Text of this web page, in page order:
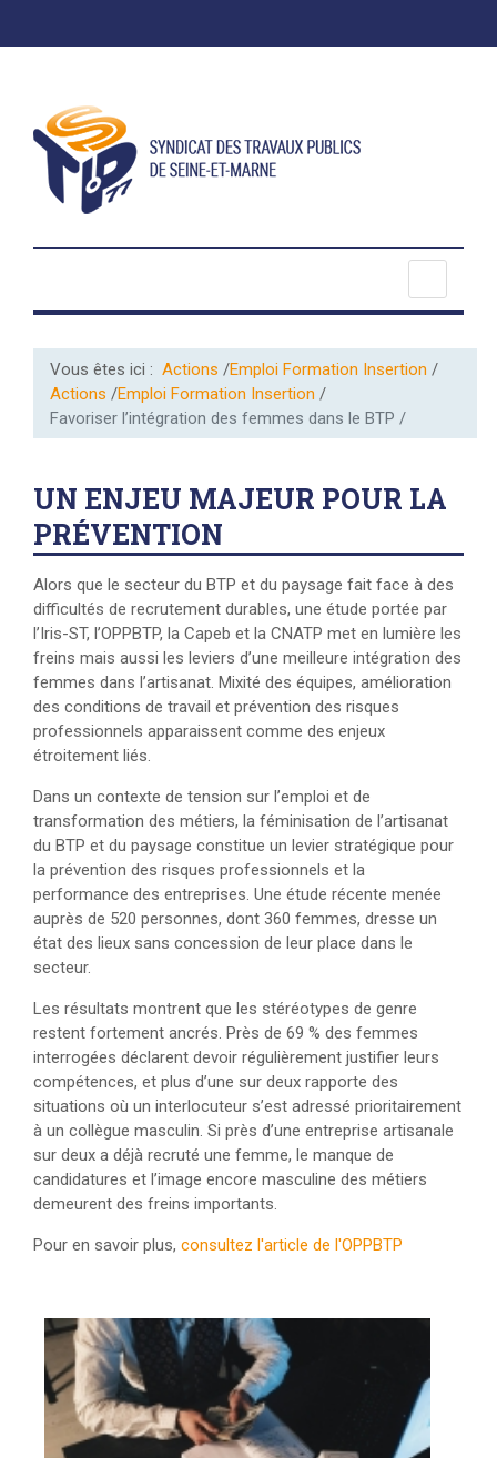
Vous êtes ici : Actions
Emploi Formation Insertion
Actions
Emploi Formation Insertion
Favoriser l’intégration des femmes dans le BTP
UN ENJEU MAJEUR POUR LA
PRÉVENTION
Alors que le secteur du BTP et du paysage fait face à des
difficultés de recrutement durables, une étude portée par
l’Iris-ST, l’OPPBTP, la Capeb et la CNATP met en lumière les
freins mais aussi les leviers d’une meilleure intégration des
femmes dans l’artisanat. Mixité des équipes, amélioration
des conditions de travail et prévention des risques
professionnels apparaissent comme des enjeux
étroitement liés.
Dans un contexte de tension sur l’emploi et de
transformation des métiers, la féminisation de l’artisanat
du BTP et du paysage constitue un levier stratégique pour
la prévention des risques professionnels et la
performance des entreprises. Une étude récente menée
auprès de 520 personnes, dont 360 femmes, dresse un
état des lieux sans concession de leur place dans le
secteur.
Les résultats montrent que les stéréotypes de genre
restent fortement ancrés. Près de 69 % des femmes
interrogées déclarent devoir régulièrement justifier leurs
compétences, et plus d’une sur deux rapporte des
situations où un interlocuteur s’est adressé prioritairement
à un collègue masculin. Si près d’une entreprise artisanale
sur deux a déjà recruté une femme, le manque de
candidatures et l’image encore masculine des métiers
demeurent des freins importants.
Pour en savoir plus, consultez l'article de l'OPPBTP